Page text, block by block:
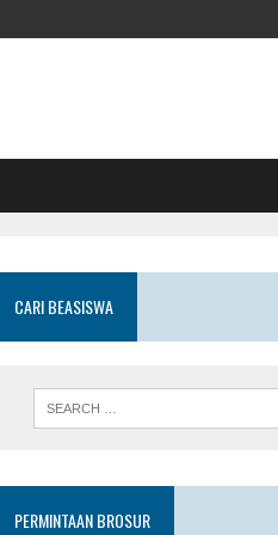
CARI BEASISWA
PERMINTAAN BROSUR